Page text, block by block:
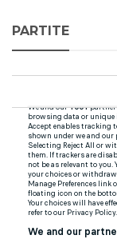
PARTITE